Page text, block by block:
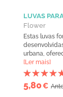
LUVAS
Flower
Estas luvas
urbana,
[Ler mais]
5,80€